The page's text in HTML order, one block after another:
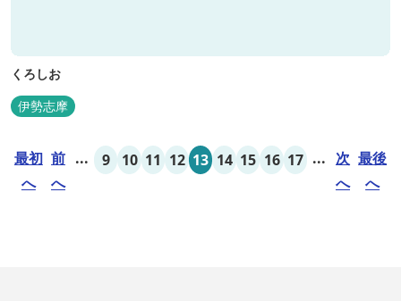
くろしお
伊勢志摩
最初
へ
前
へ
... 9 10 11 12 13 14 15 16 17 ... 次
へ
最後
へ